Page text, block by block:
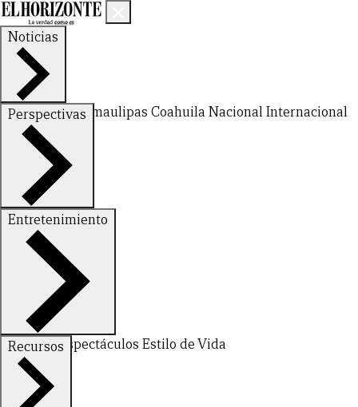
Noticias
Nuevo LeónTamaulipas Coahuila NacionalInternacional
Perspectivas
FinanzasOpinión
Entretenimiento
DeportesEspectáculos Estilo de Vida
Recursos